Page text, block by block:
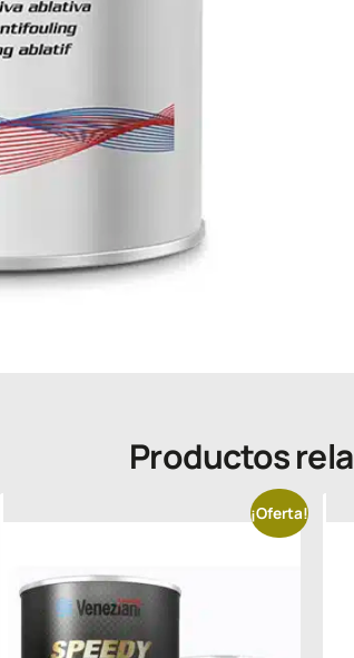
Productos
¡Oferta!